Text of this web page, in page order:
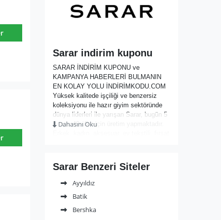
Sarar indirim kuponu
SARAR İNDİRİM KUPONU ve
KAMPANYA HABERLERİ BULMANIN
EN KOLAY YOLU İNDİRİMKODU.COM
Yüksek kalitede işçiliği ve benzersiz
koleksiyonu ile hazır giyim sektöründe
dünya liderleri ile yarışan Sarar, bugün 5
kıtada 49 ülke için üretim yapmaktadır.
sunmaktadır. Erkek ürünleri arasında
istediğiniz renk ve bedende takım
elbiseler, kareli veya düz, spor veya şık
uzun kollu, fit kesim gömlekler arasında
seçim yapmakta zorlanacaksınız. Yaz
Dahasını Oku
Sarar Benzeri Siteler
Ayyıldız
Batik
Bershka